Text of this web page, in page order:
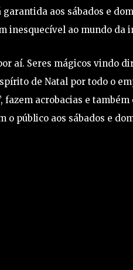
aos sábados e
inesquecível ao mundo da
aí. Seres mágicos vindo
de Natal por todo o
fazem acrobacias e
o público aos sábados e